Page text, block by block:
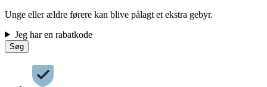
Unge eller ældre førere kan blive pålagt et ekstra gebyr.
Jeg har en rabatkode
Søg